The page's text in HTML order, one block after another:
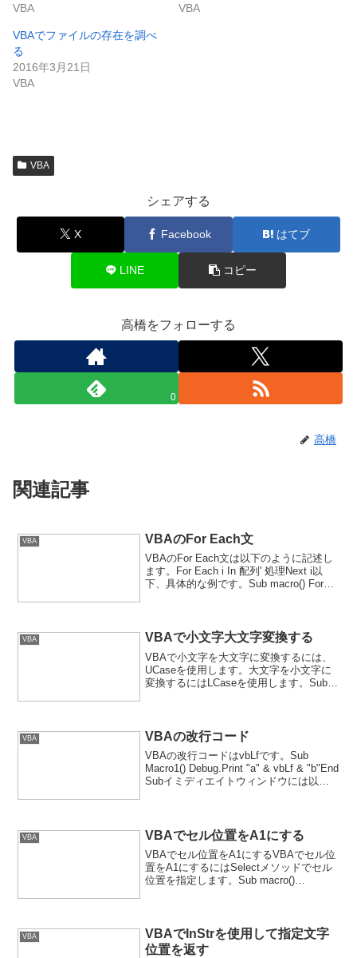
VBA
VBA
VBAでファイルの存在を調べ
る
2016年3月21日
VBA
VBA
シェアする
X Facebook はてブ
LINE コピー
高橋をフォローする
0
高橋
関連記事
VBA VBAのFor Each文
VBAのFor Each文は以下のように記述し
ます。For Each i In 配列' 処理Next i以
下、具体的な例です。Sub macro() For
VBA VBAで小文字大文字変換する
VBAで小文字を大文字に変換するには、
UCaseを使用します。大文字を小文字に
変換するにはLCaseを使用します。Sub
VBA VBAの改行コード
VBAの改行コードはvbLfです。Sub
Macro1() Debug.Print "a" & vbLf & "b"End
Subイミディエイトウィンドウには以下
VBA VBAでセル位置をA1にする
VBAでセル位置をA1にするVBAでセル位
置をA1にするにはSelectメソッドでセル
位置を指定します。Sub macro()
VBA
VBAでInStrを使用して指定文字
位置を返す